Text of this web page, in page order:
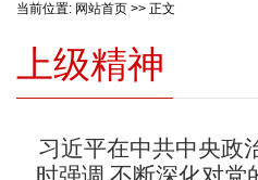
当前位置: 网站首页 >> 正文
上级精神
习近平在中共中央政